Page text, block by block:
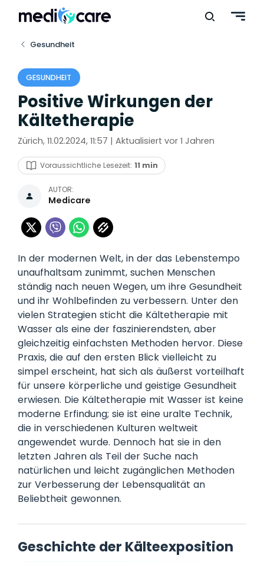
Gesundheit
GESUNDHEIT
Positive Wirkungen der
Kältetherapie
Zürich, 11.02.2024, 11:57 | Aktualisiert vor 1 Jahren
Voraussichtliche Lesezeit: 11 min
AUTOR:
Medicare
In der modernen Welt, in der das Lebenstempo
unaufhaltsam zunimmt, suchen Menschen
ständig nach neuen Wegen, um ihre Gesundheit
und ihr Wohlbefinden zu verbessern. Unter den
vielen Strategien sticht die Kältetherapie mit
Wasser als eine der faszinierendsten, aber
gleichzeitig einfachsten Methoden hervor. Diese
Praxis, die auf den ersten Blick vielleicht zu
simpel erscheint, hat sich als äußerst vorteilhaft
für unsere körperliche und geistige Gesundheit
erwiesen. Die Kältetherapie mit Wasser ist keine
moderne Erfindung; sie ist eine uralte Technik,
die in verschiedenen Kulturen weltweit
angewendet wurde. Dennoch hat sie in den
letzten Jahren als Teil der Suche nach
natürlichen und leicht zugänglichen Methoden
zur Verbesserung der Lebensqualität an
Beliebtheit gewonnen.
Geschichte der Kälteexposition